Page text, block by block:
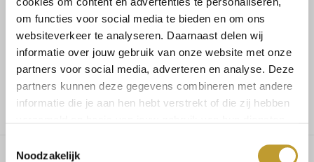
om functies voor social media te bieden en om ons
websiteverkeer te analyseren. Daarnaast delen wij
informatie over jouw gebruik van onze website met onze
partners voor social media, adverteren en analyse. Deze
partners kunnen deze gegevens combineren met andere
informatie die je aan hen hebt verstrekt of die zij hebben
Noodzakelijk
Voor 17.30u besteld, dezelfde dag verzonden
Gratis verzending vanaf €75,-